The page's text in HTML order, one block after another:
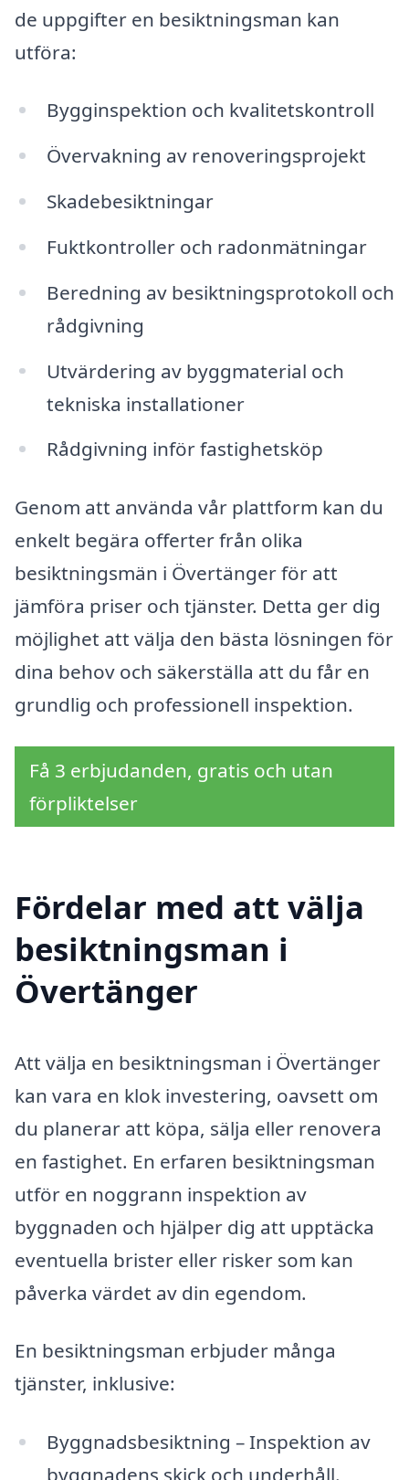
de uppgifter en besiktningsman kan
utföra:
Bygginspektion och kvalitetskontroll
Övervakning av renoveringsprojekt
Skadebesiktningar
Fuktkontroller och radonmätningar
Beredning av besiktningsprotokoll och
rådgivning
Utvärdering av byggmaterial och
tekniska installationer
Rådgivning inför fastighetsköp
Genom att använda vår plattform kan du
enkelt begära offerter från olika
besiktningsmän i Övertänger för att
jämföra priser och tjänster. Detta ger dig
möjlighet att välja den bästa lösningen för
dina behov och säkerställa att du får en
grundlig och professionell inspektion.
Få 3 erbjudanden, gratis och utan
förpliktelser
Fördelar med att välja
besiktningsman i
Övertänger
Att välja en besiktningsman i Övertänger
kan vara en klok investering, oavsett om
du planerar att köpa, sälja eller renovera
en fastighet. En erfaren besiktningsman
utför en noggrann inspektion av
byggnaden och hjälper dig att upptäcka
eventuella brister eller risker som kan
påverka värdet av din egendom.
En besiktningsman erbjuder många
tjänster, inklusive:
Byggnadsbesiktning – Inspektion av
byggnadens skick och underhåll.